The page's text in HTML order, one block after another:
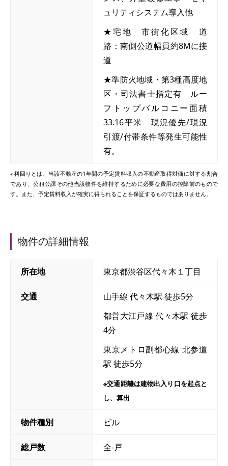
ュリティシステム導入他
★宅地 市街化区域 道
路：南側公道幅員約8Mに接
道
★準防火地域・第3種高度地
区・司法書士指定有 ルー
フトップバルコニー面積
33.16平米 現況優先/現況
引渡/付帯条件等発生可能性
有。
※利回りとは、当該不動産の1年間の予定賃料収入の不動産取得対価に対する割合
であり、公租公課その他当該物件を維持するために必要な費用の控除前のもので
す。また、予定賃料収入が確実に得られることを保証するものではありません。
物件の詳細情報
所在地 東京都渋谷区代々木１丁目
交通
山手線 代々木駅 徒歩5分
都営大江戸線 代々木駅 徒歩
4分
東京メトロ副都心線 北参道
駅 徒歩5分
※交通距離は建物出入り口を起点と
し、算出
物件種別 ビル
総戸数 全-戸